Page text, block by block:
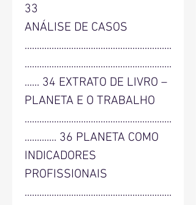
33
ANÁLISE DE CASOS
............................................................
............................................................
...... 34 EXTRATO DE LIVRO –
PLANETA E O TRABALHO
............................................................
............. 36 PLANETA COMO
INDICADORES
PROFISSIONAIS
............................................................